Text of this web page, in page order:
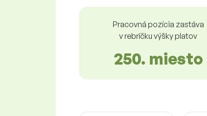
Pracovná pozícia zastáva
v rebríčku výšky platov
250. miesto